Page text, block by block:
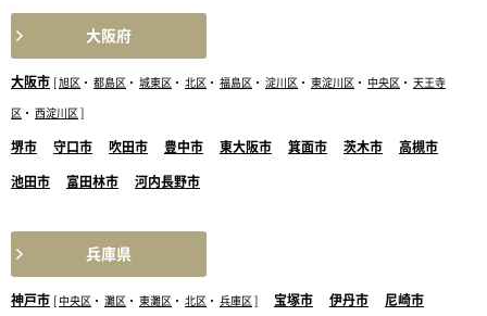
大阪府
大阪市 旭区 ・ 都島区 ・ 城東区 ・ 北区 ・ 福島区 ・ 淀川区 ・ 東淀川区 ・ 中央区 ・ 天王寺
区 ・ 西淀川区
堺市 守口市 吹田市 豊中市 東大阪市 箕面市 茨木市 高槻市
池田市 富田林市 河内長野市
兵庫県
神戸市 中央区 ・ 灘区 ・ 東灘区 ・ 北区 ・ 兵庫区 宝塚市 伊丹市 尼崎市